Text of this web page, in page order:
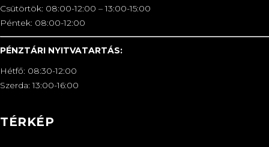
Csütörtök: 08:00-12:00 – 13:00-15:00
Péntek: 08:00-12:00
PÉNZTÁRI NYITVATARTÁS:
Hétfő: 08:30-12:00
Szerda: 13:00-16:00
TÉRKÉP